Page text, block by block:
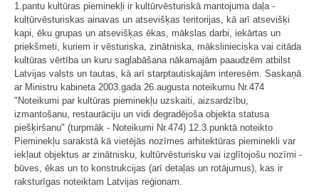
1.pantu kultūras pieminekļi ir kultūrvēsturiskā mantojuma daļa -
kultūrvēsturiskas ainavas un atsevišķas teritorijas, kā arī atsevišķi
kapi, ēku grupas un atsevišķas ēkas, mākslas darbi, iekārtas un
priekšmeti, kuriem ir vēsturiska, zinātniska, mākslinieciska vai citāda
kultūras vērtība un kuru saglabāšana nākamajām paaudzēm atbilst
Latvijas valsts un tautas, kā arī starptautiskajām interesēm. Saskaņā
ar Ministru kabineta 2003.gada 26.augusta noteikumu Nr.474
"Noteikumi par kultūras pieminekļu uzskaiti, aizsardzību,
izmantošanu, restaurāciju un vidi degradējoša objekta statusa
piešķiršanu" (turpmāk - Noteikumi Nr.474) 12.3.punktā noteikto
Pieminekļu sarakstā kā vietējās nozīmes arhitektūras pieminekli var
iekļaut objektus ar zinātnisku, kultūrvēsturisku vai izglītojošu nozīmi -
būves, ēkas un to konstrukcijas (arī detaļas un rotājumus), kas ir
raksturīgas noteiktam Latvijas reģionam.